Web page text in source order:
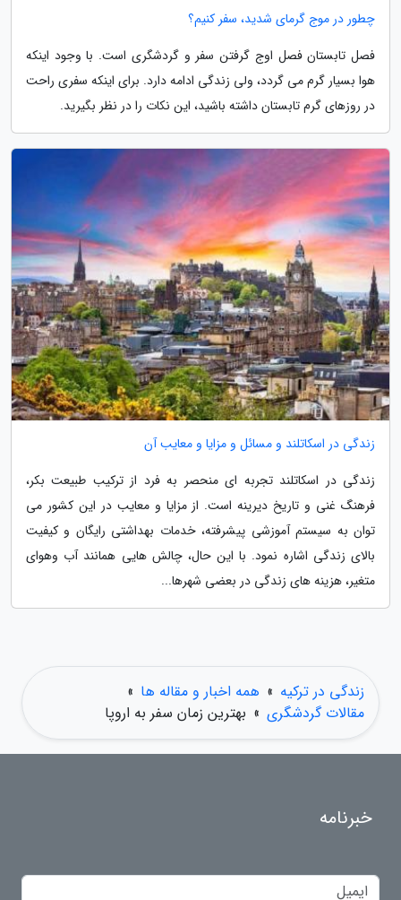
چطور در موج گرمای شدید، سفر کنیم؟
فصل تابستان فصل اوج گرفتن سفر و گردشگری است. با وجود اینکه
هوا بسیار گرم می گردد، ولی زندگی ادامه دارد. برای اینکه سفری راحت
در روزهای گرم تابستان داشته باشید، این نکات را در نظر بگیرید.
زندگی در اسکاتلند و مسائل و مزایا و معایب آن
زندگی در اسکاتلند تجربه ای منحصر به فرد از ترکیب طبیعت بکر،
فرهنگ غنی و تاریخ دیرینه است. از مزایا و معایب در این کشور می
توان به سیستم آموزشی پیشرفته، خدمات بهداشتی رایگان و کیفیت
بالای زندگی اشاره نمود. با این حال، چالش هایی همانند آب وهوای
متغیر، هزینه های زندگی در بعضی شهرها...
زندگی در ترکیه » همه اخبار و مقاله ها »
مقالات گردشگری » بهترین زمان سفر به اروپا
خبرنامه